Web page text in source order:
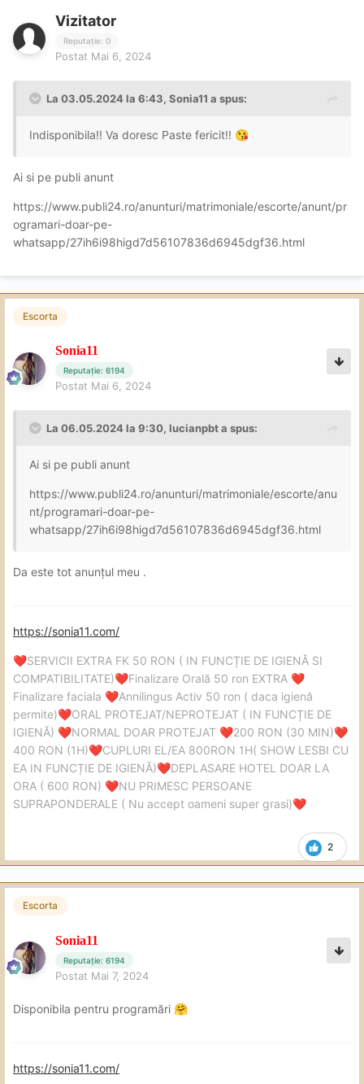
Vizitator
Reputație: 0
Postat Mai 6, 2024
La 03.05.2024 la 6:43, Sonia11 a spus:
Indisponibila!! Va doresc Paste fericit!! 😘
Ai si pe publi anunt
https://www.publi24.ro/anunturi/matrimoniale/escorte/anunt/pr
ogramari-doar-pe-
whatsapp/27ih6i98higd7d56107836d6945dgf36.html
Escorta
Sonia11
Reputație: 6194
Postat Mai 6, 2024
La 06.05.2024 la 9:30, lucianpbta spus:
Ai si pe publi anunt
https://www.publi24.ro/anunturi/matrimoniale/escorte/anu
nt/programari-doar-pe-
whatsapp/27ih6i98higd7d56107836d6945dgf36.html
Da este tot anunțul meu .
2
https://sonia11.com/
❤️SERVICII EXTRA FK 50 RON ( IN FUNCȚIE DE IGIENĂ SI
COMPATIBILITATE)❤️Finalizare Orală 50 ron EXTRA ❤️
Finalizare faciala ❤️Annilingus Activ 50 ron ( daca igienă
permite)❤️ORAL PROTEJAT/NEPROTEJAT ( IN FUNCȚIE DE
IGIENĂ) ❤️NORMAL DOAR PROTEJAT ❤️200 RON (30 MIN)❤️
400 RON (1H)❤️CUPLURI EL/EA 800RON 1H( SHOW LESBI CU
EA IN FUNCȚIE DE IGIENĂ)❤️DEPLASARE HOTEL DOAR LA
ORA ( 600 RON) ❤️NU PRIMESC PERSOANE
SUPRAPONDERALE ( Nu accept oameni super grasi)❤️
Escorta
Sonia11
Reputație: 6194
Postat Mai 7, 2024
Disponibila pentru programări 🤗
https://sonia11.com/